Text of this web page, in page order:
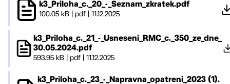
k3_Priloha_c._20_-_Seznam_zkratek.pdf
100.05 kB pdf 11.12.2025
k3_Priloha_c._21_-_Usneseni_RMC_c._350_ze_dne_
30.05.2024.pdf
593.95 kB| pdf| 11.12.2025
k3_Priloha_c._23_-_Napravna_opatreni_2023 (1).